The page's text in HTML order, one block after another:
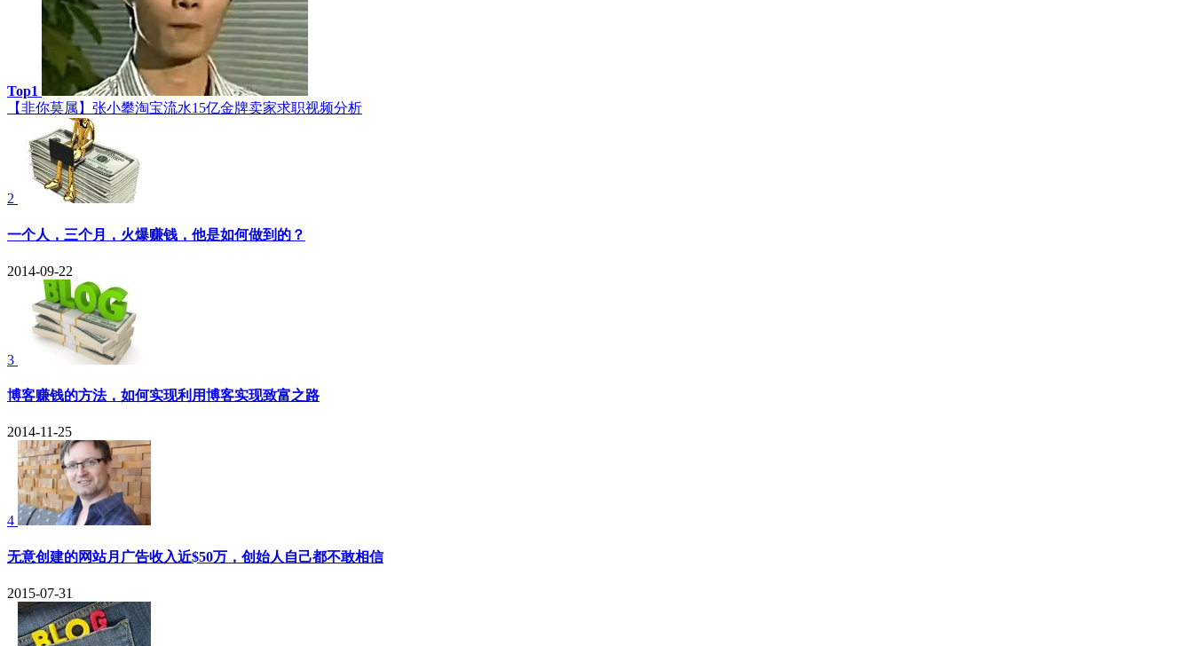
Top1
【非你莫属】张小攀淘宝流水15亿金牌卖家求职视频分析
2
一个人，三个月，火爆赚钱，他是如何做到的？
2014-09-22
3
博客赚钱的方法，如何实现利用博客实现致富之路
2014-11-25
4
无意创建的网站月广告收入近$50万，创始人自己都不敢相信
2015-07-31